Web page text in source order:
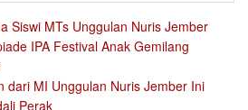
Siswi MTs Unggulan Nuris Jember
IPA Festival Anak Gemilang
dari MI Unggulan Nuris Jember Ini
Perak